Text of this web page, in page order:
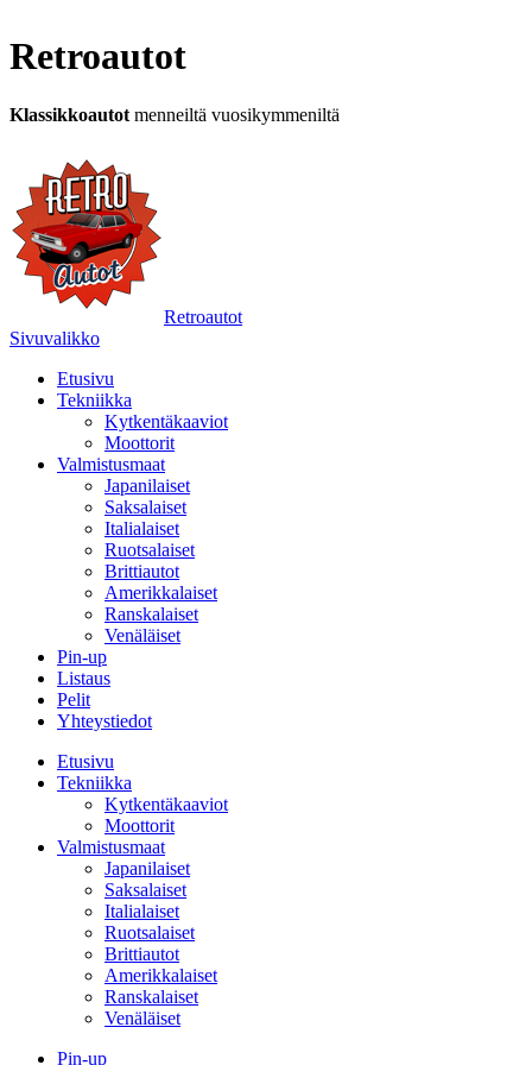
Retroautot
Klassikkoautot menneiltä vuosikymmeniltä
Retroautot
Sivuvalikko
Etusivu
Tekniikka
Kytkentäkaaviot
Moottorit
Valmistusmaat
Japanilaiset
Saksalaiset
Italialaiset
Ruotsalaiset
Brittiautot
Amerikkalaiset
Ranskalaiset
Venäläiset
Pin-up
Listaus
Pelit
Yhteystiedot
Etusivu
Tekniikka
Kytkentäkaaviot
Moottorit
Valmistusmaat
Japanilaiset
Saksalaiset
Italialaiset
Ruotsalaiset
Brittiautot
Amerikkalaiset
Ranskalaiset
Venäläiset
Pin-up